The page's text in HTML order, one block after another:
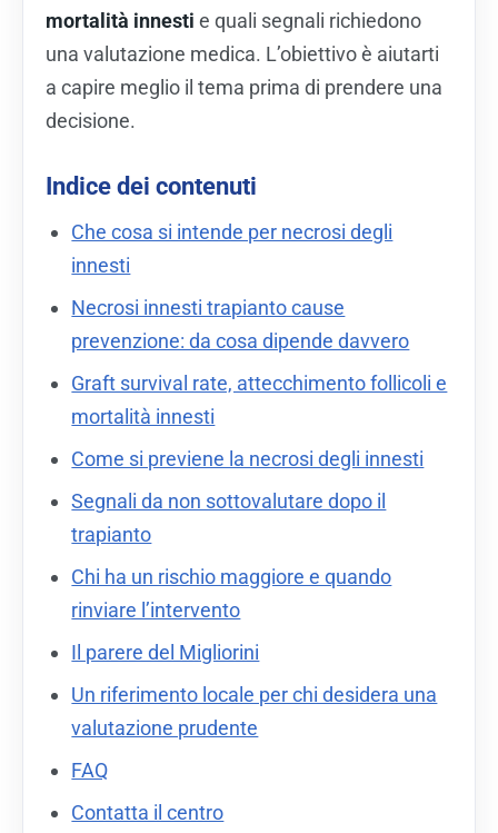
mortalità innesti e quali segnali richiedono
una valutazione medica. L’obiettivo è aiutarti
a capire meglio il tema prima di prendere una
decisione.
Indice dei contenuti
Che cosa si intende per necrosi degli
innesti
Necrosi innesti trapianto cause
prevenzione: da cosa dipende davvero
Graft survival rate, attecchimento follicoli e
mortalità innesti
Come si previene la necrosi degli innesti
Segnali da non sottovalutare dopo il
trapianto
Chi ha un rischio maggiore e quando
rinviare l’intervento
Il parere del Migliorini
Un riferimento locale per chi desidera una
valutazione prudente
FAQ
Contatta il centro